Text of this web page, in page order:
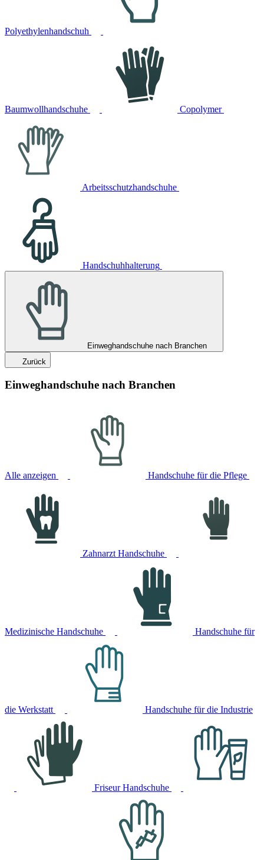
Polyethylenhandschuh
Baumwollhandschuhe Copolymer
Arbeitsschutzhandschuhe
Handschuhhalterung
Einweghandschuhe nach Branchen
Zurück
Einweghandschuhe nach Branchen
Alle anzeigen Handschuhe für die Pflege
Zahnarzt Handschuhe
Medizinische Handschuhe Handschuhe für
die Werkstatt Handschuhe für die Industrie
Friseur Handschuhe